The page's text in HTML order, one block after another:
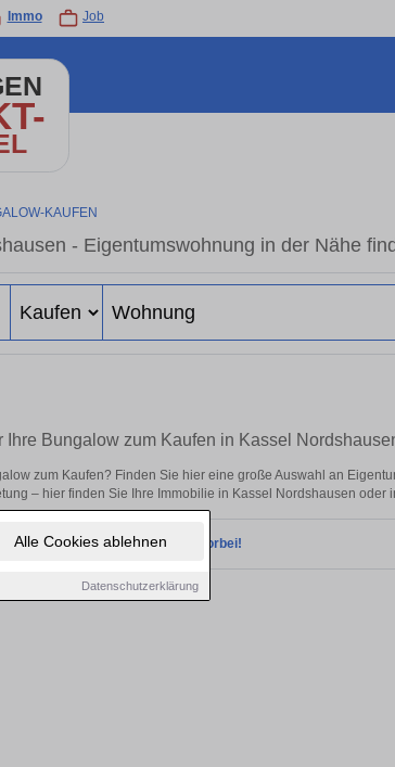
Alle Cookies ablehnen
Datenschutzerklärung
Immo Job
KAUFEN
- Eigentumswohnung in der Nähe
Ihre Bungalow zum Kaufen in Kassel
zum Kaufen? Finden Sie hier eine große Auswahl an
– hier finden Sie Ihre Immobilie in Kassel Nordshausen oder
Schauen Sie bald wieder vorbei!